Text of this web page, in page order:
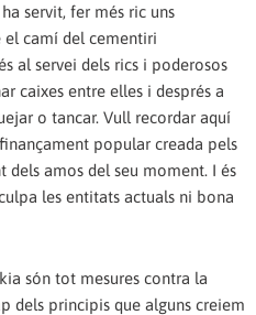
servit, fer més ric uns
el camí del cementiri
al servei dels rics i poderosos
caixes entre elles i després a
o tancar. Vull recordar aquí
popular creada pels
dels amos del seu moment. I és
les entitats actuals ni bona
són tot mesures contra la
dels principis que alguns creiem